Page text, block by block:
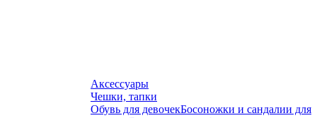
Аксессуары
Чешки, тапки
Обувь для девочекБосоножки и сандалии для